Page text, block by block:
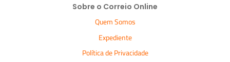
Sobre o Correio Online
Quem Somos
Expediente
Política de Privacidade